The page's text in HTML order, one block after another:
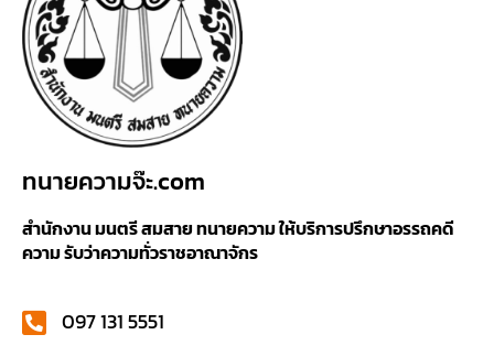
ทนายความจ๊ะ.com
สำนักงาน มนตรี สมสาย ทนายความ ให้บริการปรึกษาอรรถคดี
ความ รับว่าความทั่วราชอาณาจักร
097 131 5551